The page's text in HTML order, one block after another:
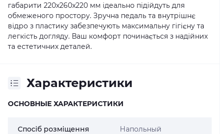
габарити 220x260x220 мм ідеально підійдуть для
обмеженого простору. Зручна педаль та внутрішнє
відро з пластику забезпечують максимальну гігієну та
легкість догляду. Ваш комфорт починається з надійних
та естетичних деталей.
Характеристики
ОСНОВНЫЕ ХАРАКТЕРИСТИКИ
Спосіб розміщення Напольный